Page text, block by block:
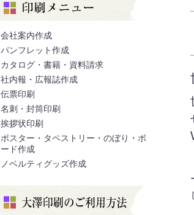
会社案内作成
パンフレット作成
カタログ・書籍・資料請求
社内報・広報誌作成
伝票印刷
名刺・封筒印刷
挨拶状印刷
ポスター・タペストリー・のぼり・ボ
ード作成
ノベルティグッズ作成